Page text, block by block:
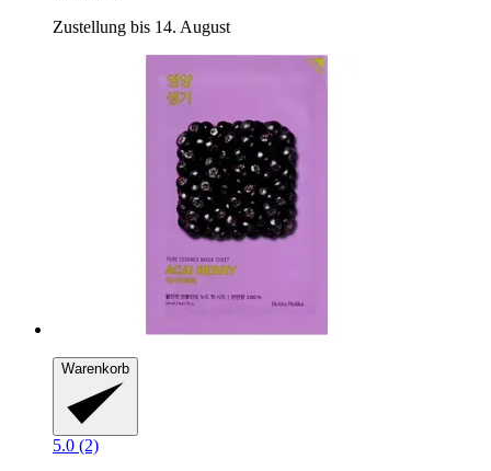
Zustellung bis 14. August
Warenkorb
5.0 (2)